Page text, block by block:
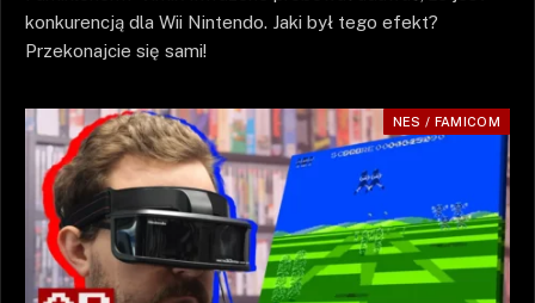
konkurencją dla Wii Nintendo. Jaki był tego efekt?
Przekonajcie się sami!
NES / FAMICOM